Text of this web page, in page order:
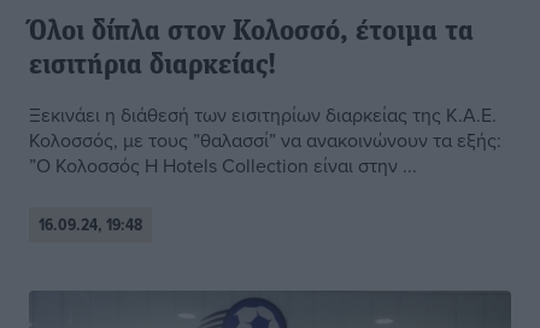
Όλοι δίπλα στον Κολοσσό, έτοιμα τα
εισιτήρια διαρκείας!
Ξεκινάει η διάθεσή των εισιτηρίων διαρκείας της Κ.Α.Ε.
Κολοσσός, με τους ”θαλασσί” να ανακοινώνουν τα εξής:
”Ο Κολοσσός H Hotels Collection είναι στην ...
16.09.24, 19:48